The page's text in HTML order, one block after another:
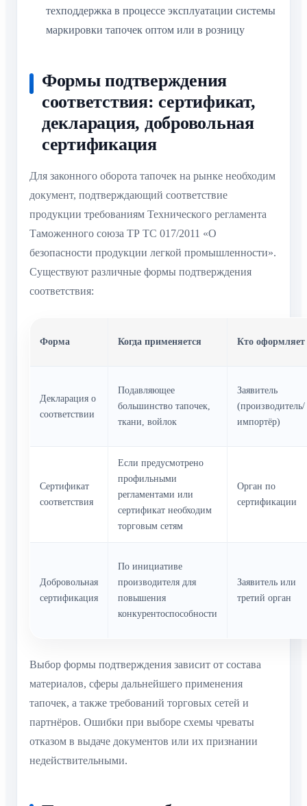
техподдержка в процессе эксплуатации системы
маркировки тапочек оптом или в розницу
Формы подтверждения
соответствия: сертификат,
декларация, добровольная
сертификация
Для законного оборота тапочек на рынке необходим
документ, подтверждающий соответствие
продукции требованиям Технического регламента
Таможенного союза ТР ТС 017/2011 «О
безопасности продукции легкой промышленности».
Существуют различные формы подтверждения
соответствия:
Форма Когда применяется Кто оформляет
Декларация о
соответствии
Подавляющее
большинство тапочек,
ткани, войлок
Заявитель
(производитель/
импортёр)
Сертификат
соответствия
Если предусмотрено
профильными
регламентами или
сертификат необходим
торговым сетям
Орган по
сертификации
Добровольная
сертификация
По инициативе
производителя для
повышения
конкурентоспособности
Заявитель или
третий орган
Выбор формы подтверждения зависит от состава
материалов, сферы дальнейшего применения
тапочек, а также требований торговых сетей и
партнёров. Ошибки при выборе схемы чреваты
отказом в выдаче документов или их признании
недействительными.